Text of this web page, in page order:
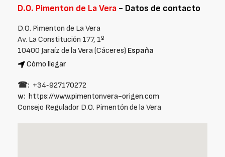
D.O. Pimenton de La Vera - Datos de contacto
D.O. Pimenton de La Vera
Av. La Constitución 177, 1º
10400 Jaraíz de la Vera (Cáceres) España
Cómo llegar
☎: +34‑927170272
w: https://www.pimentonvera-origen.com
Consejo Regulador D.O. Pimentón de la Vera